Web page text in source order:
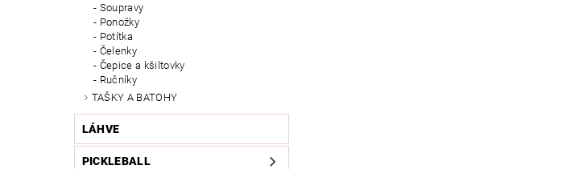
Soupravy
Ponožky
Potítka
Čelenky
Čepice a kšiltovky
Ručníky
TAŠKY A BATOHY
LÁHVE
PICKLEBALL